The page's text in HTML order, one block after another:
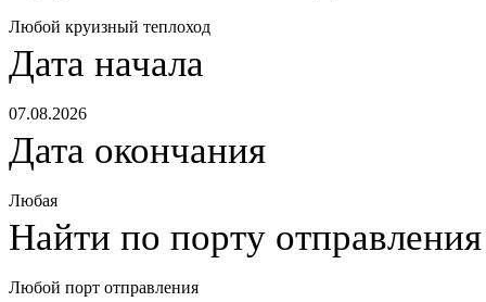
Любой круизный теплоход
Дата начала
07.08.2026
Дата окончания
Любая
Найти по порту отправления
Любой порт отправления